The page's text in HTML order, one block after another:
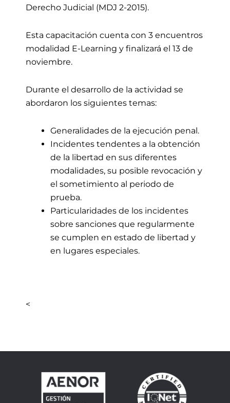
Derecho Judicial (MDJ 2-2015).
Esta capacitación cuenta con 3 encuentros
modalidad E-Learning y finalizará el 13 de
noviembre.
Durante el desarrollo de la actividad se
abordaron los siguientes temas:
Generalidades de la ejecución penal.
Incidentes tendentes a la obtención
de la libertad en sus diferentes
modalidades, su posible revocación y
el sometimiento al periodo de
prueba.
Particularidades de los incidentes
sobre sanciones que regularmente
se cumplen en estado de libertad y
en lugares especiales.
<